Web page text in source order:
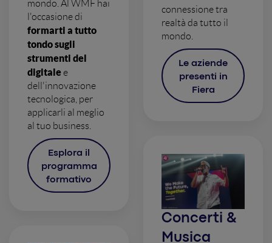
mondo. Al WMF hai
l'occasione di
formarti a tutto
tondo sugli
strumenti del
digitalee
dell'innovazione
tecnologica, per
applicarli al meglio
al tuo business.
Esplora il
programma
formativo
connessione tra
realtà da tutto il
mondo.
Le aziende
presenti in
Fiera
Concerti &
Musica